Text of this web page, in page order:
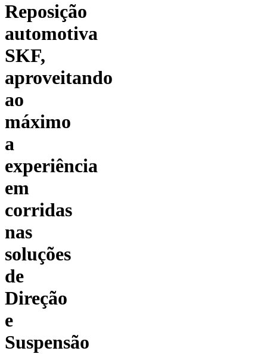
Reposição
automotiva
SKF,
aproveitando
ao
máximo
a
experiência
em
corridas
nas
soluções
de
Direção
e
Suspensão